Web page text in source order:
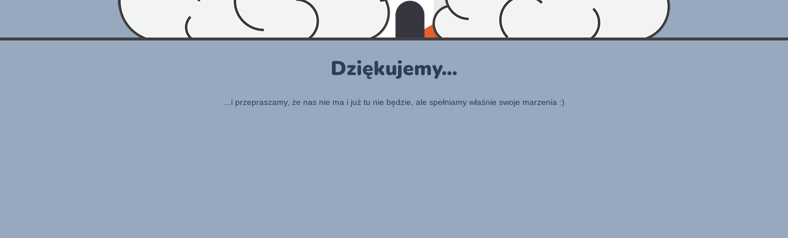
Dziękujemy...
...i przepraszamy, że nas nie ma i już tu nie będzie, ale spełniamy właśnie swoje marzenia :)